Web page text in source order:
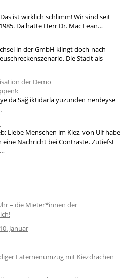
Das ist wirklich schlimm! Wir sind seit
Da hatte Herr Dr. Mac Lean…
in der GmbH klingt doch nach
Die Stadt als
der Demo
da Sağ iktidarla yüzünden nerdeyse
Liebe Menschen im Kiez, von Ulf habe
Nachricht bei Contraste. Zutiefst
– die Mieter*innen der
Januar
Laternenumzug mit Kiezdrachen